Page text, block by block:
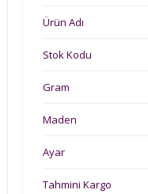
Ürün Adı
Stok Kodu
Gram
Maden
Ayar
Tahmini Kargo